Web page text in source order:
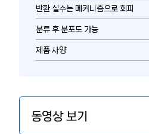
반환 실수는 메커니즘으로 회피
분류 후 분포도 가능
제품 사양
동영상 보기